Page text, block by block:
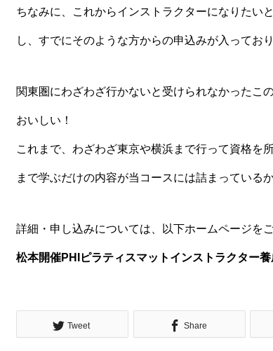
ちなみに、これからインストラクターになりたい
し、すでにそのような方からの申込みが入っており
関東圏にわざわざ行かないと受けられなかったこ
おいしい！
これまで、わざわざ東京や横浜まで行って資格を
まで学ぶだけの内容が当コースには詰まっている
詳細・申し込みについては、以下ホームページを
松本開催PHIピラティスマットインストラクター
Tweet Share